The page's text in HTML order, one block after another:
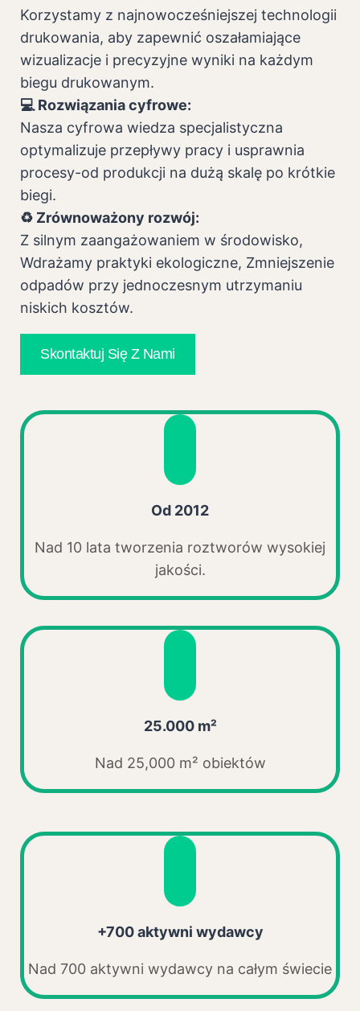
Korzystamy z najnowocześniejszej technologii
drukowania, aby zapewnić oszałamiające
wizualizacje i precyzyjne wyniki na każdym
biegu drukowanym.
💻 Rozwiązania cyfrowe:
Nasza cyfrowa wiedza specjalistyczna
optymalizuje przepływy pracy i usprawnia
procesy-od produkcji na dużą skalę po krótkie
biegi.
♻️ Zrównoważony rozwój:
Z silnym zaangażowaniem w środowisko,
Wdrażamy praktyki ekologiczne, Zmniejszenie
odpadów przy jednoczesnym utrzymaniu
niskich kosztów.
Skontaktuj Się Z Nami
Od 2012
Nad 10 lata tworzenia roztworów wysokiej
jakości.
25.000 m²
Nad 25,000 m² obiektów
+700 aktywni wydawcy
Nad 700 aktywni wydawcy na całym świecie